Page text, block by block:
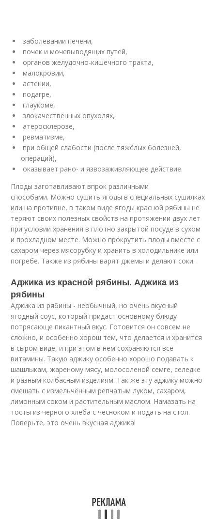
заболевании печени,
почек и мочевыводящих путей,
органов желудочно-кишечного тракта,
малокровии,
астении,
подагре,
глаукоме,
злокачественных опухолях,
атеросклерозе,
ревматизме,
при общей слабости (после тяжёлых болезней,
операций),
оказывает рано- и язвозаживляющее действие.
Плоды заготавливают впрок различными
способами. Можно сушить ягоды в специальных сушилках
или на противне, в таком виде ягоды красной рябины не
теряют своих полезных свойств на протяжении двух лет
при условии хранения в плотно закрытой посуде в сухом
и прохладном месте. Можно прокрутить плоды вместе с
сахаром через мясорубку и хранить в холодильнике или
погребе. Также из рябины варят джемы и делают соки.
Аджика из красной рябины. Аджика из
рябины
Аджика из рябины - необычный, но очень вкусный
ягодный соус, который придаст основному блюду
потрясающе пикантный вкус. Готовится он совсем не
сложно, и особенно хорош тем, что делается и хранится
в сыром виде, и при этом в нем сохраняются все
витамины. Такую аджику особенно хорошо подавать к
шашлыкам, жареному мясу, молосоленой семге, селедке
и разным колбасным изделиям. Так же эту аджику можно
смешать с измельчённым репчатым луком, сахаром,
лимонным соком и растительным маслом. Намазать на
тосты из черного хлеба с чесноком и подать на стол.
Поверьте, это очень вкусная аджика!